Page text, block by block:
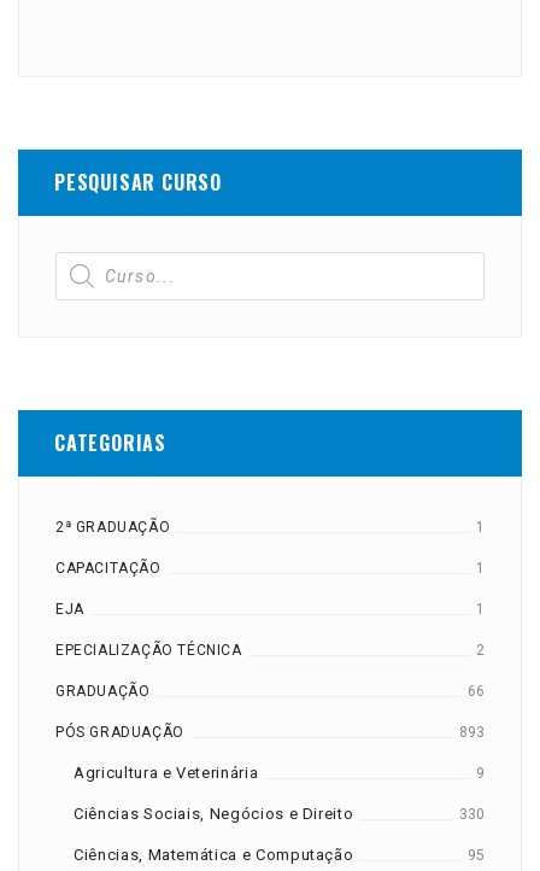
PESQUISAR CURSO
CATEGORIAS
2ª GRADUAÇÃO 1
CAPACITAÇÃO 1
EJA 1
EPECIALIZAÇÃO TÉCNICA 2
GRADUAÇÃO 66
PÓS GRADUAÇÃO 893
Agricultura e Veterinária 9
Ciências Sociais, Negócios e Direito 330
Ciências, Matemática e Computação 95